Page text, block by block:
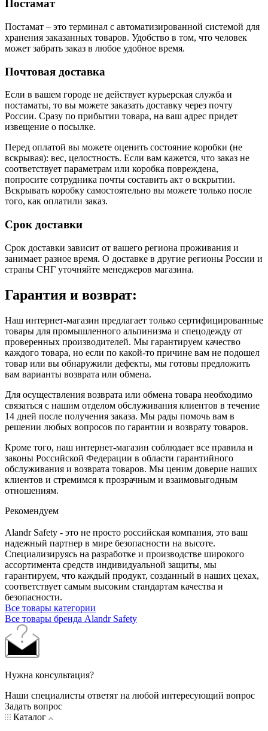
Постамат
Постамат – это терминал с автоматизированной системой для
хранения заказанных товаров. Удобство в том, что человек
может забрать заказ в любое удобное время.
Почтовая доставка
Если в вашем городе не действует курьерская служба и
постаматы, то вы можете заказать доставку через почту
России. Сразу по прибытии товара, на ваш адрес придет
извещение о посылке.
Перед оплатой вы можете оценить состояние коробки (не
вскрывая): вес, целостность. Если вам кажется, что заказ не
соответствует параметрам или коробка повреждена,
попросите сотрудника почты составить акт о вскрытии.
Вскрывать коробку самостоятельно вы можете только после
того, как оплатили заказ.
Срок доставки
Срок доставки зависит от вашего региона проживания и
занимает разное время. О доставке в другие регионы России и
страны СНГ уточняйте менеджеров магазина.
Гарантия и возврат:
Наш интернет-магазин предлагает только сертифицированные
товары для промышленного альпинизма и спецодежду от
проверенных производителей. Мы гарантируем качество
каждого товара, но если по какой-то причине вам не подошел
товар или вы обнаружили дефекты, мы готовы предложить
вам варианты возврата или обмена.
Для осуществления возврата или обмена товара необходимо
связаться с нашим отделом обслуживания клиентов в течение
14 дней после получения заказа. Мы рады помочь вам в
решении любых вопросов по гарантии и возврату товаров.
Кроме того, наш интернет-магазин соблюдает все правила и
законы Российской Федерации в области гарантийного
обслуживания и возврата товаров. Мы ценим доверие наших
клиентов и стремимся к прозрачным и взаимовыгодным
отношениям.
Рекомендуем
Alandr Safety - это не просто российская компания, это ваш
надежный партнер в мире безопасности на высоте.
Специализируясь на разработке и производстве широкого
ассортимента средств индивидуальной защиты, мы
гарантируем, что каждый продукт, созданный в наших цехах,
соответствует самым высоким стандартам качества и
безопасности.
Все товары категории
Все товары бренда Alandr Safety
Нужна консультация?
Наши специалисты ответят на любой интересующий вопрос
Задать вопрос
Каталог